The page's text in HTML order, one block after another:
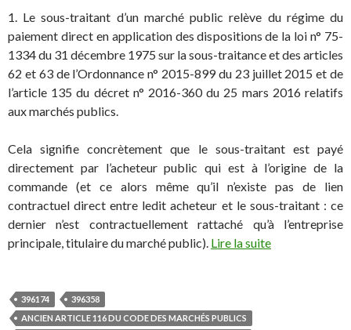
1. Le sous-traitant d’un marché public relève du régime du
paiement direct en application des dispositions de la loi n° 75-
1334 du 31 décembre 1975 sur la sous-traitance et des articles
62 et 63 de l’Ordonnance n° 2015-899 du 23 juillet 2015 et de
l’article 135 du décret n° 2016-360 du 25 mars 2016 relatifs
aux marchés publics.
Cela signifie concrètement que le sous-traitant est payé
directement par l’acheteur public qui est à l’origine de la
commande (et ce alors même qu’il n’existe pas de lien
contractuel direct entre ledit acheteur et le sous-traitant : ce
dernier n’est contractuellement rattaché qu’à l’entreprise
principale, titulaire du marché public). Lire la suite
396174
396358
ANCIEN ARTICLE 116 DU CODE DES MARCHÉS PUBLICS